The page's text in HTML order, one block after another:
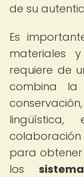
de su
Es
materiales
requiere de
combina la
para
los